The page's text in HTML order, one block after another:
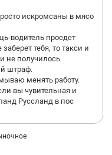
искромсаны в мясо
водитель проедет
тебя, то такси и
не получилось
штраф.
менять работу.
вы чувительная и
Руссланд в пос